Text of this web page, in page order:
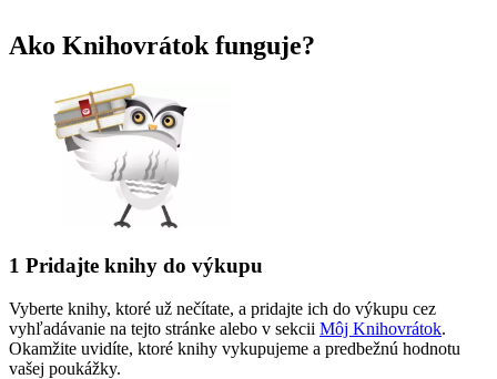
Ako Knihovrátok funguje?
1 Pridajte knihy do výkupu
Vyberte knihy, ktoré už nečítate, a pridajte ich do výkupu cez
vyhľadávanie na tejto stránke alebo v sekcii Môj Knihovrátok.
Okamžite uvidíte, ktoré knihy vykupujeme a predbežnú hodnotu
vašej poukážky.